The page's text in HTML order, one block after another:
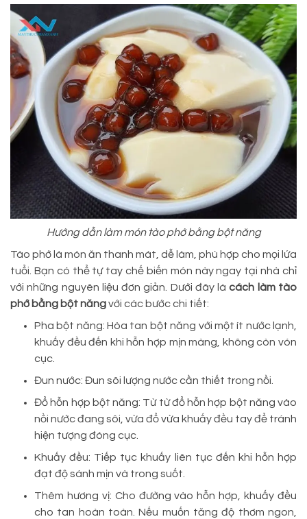
Hướng dẫn làm món tào phớ bằng bột năng
Tào phớ là món ăn thanh mát, dễ làm, phù hợp cho mọi lứa
tuổi. Bạn có thể tự tay chế biến món này ngay tại nhà chỉ
với những nguyên liệu đơn giản. Dưới đây là cách làm tào
phớ bằng bột năngvới các bước chi tiết:
Pha bột năng: Hòa tan bột năng với một ít nước lạnh,
khuấy đều đến khi hỗn hợp mịn màng, không còn vón
cục.
Đun nước: Đun sôi lượng nước cần thiết trong nồi.
Đổ hỗn hợp bột năng: Từ từ đổ hỗn hợp bột năng vào
nồi nước đang sôi, vừa đổ vừa khuấy đều tay để tránh
hiện tượng đóng cục.
Khuấy đều: Tiếp tục khuấy liên tục đến khi hỗn hợp
đạt độ sánh mịn và trong suốt.
Thêm hương vị: Cho đường vào hỗn hợp, khuấy đều
cho tan hoàn toàn. Nếu muốn tăng độ thơm ngon,